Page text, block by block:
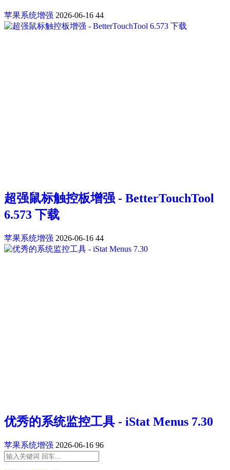
苹果系统增强 2026-06-16 44
超强鼠标触控板增强 - BetterTouchTool
6.573 下载
苹果系统增强 2026-06-16 44
优秀的系统监控工具 - iStat Menus 7.30
苹果系统增强 2026-06-16 96